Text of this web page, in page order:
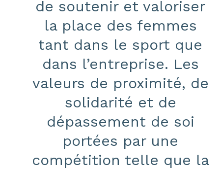
de soutenir et valoriser
la place des femmes
tant dans le sport que
dans l’entreprise. Les
valeurs de proximité, de
solidarité et de
dépassement de soi
portées par une
compétition telle que la